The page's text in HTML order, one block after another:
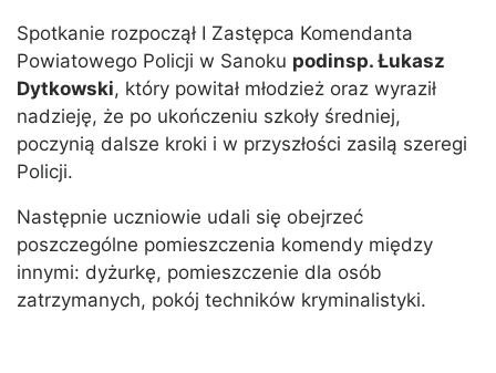
Spotkanie rozpoczął I Zastępca Komendanta
Powiatowego Policji w Sanoku podinsp. Łukasz
Dytkowski, który powitał młodzież oraz wyraził
nadzieję, że po ukończeniu szkoły średniej,
poczynią dalsze kroki i w przyszłości zasilą szeregi
Policji.
Następnie uczniowie udali się obejrzeć
poszczególne pomieszczenia komendy między
innymi: dyżurkę, pomieszczenie dla osób
zatrzymanych, pokój techników kryminalistyki.